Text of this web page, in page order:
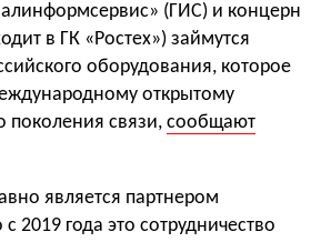
(ГИС) и концерн
в ГК «Ростех») займутся
оборудования, которое
открытому
поколения связи, сообщают
является партнером
2019 года это сотрудничество